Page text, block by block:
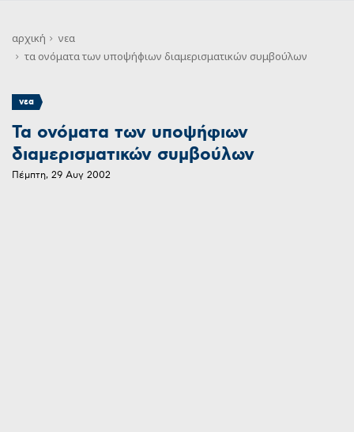
αρχική
νεα
τα ονόματα των υποψήφιων διαμερισματικών συμβούλων
νεα
Τα ονόματα των υποψήφιων
διαμερισματικών συμβούλων
Πέμπτη, 29 Αυγ 2002